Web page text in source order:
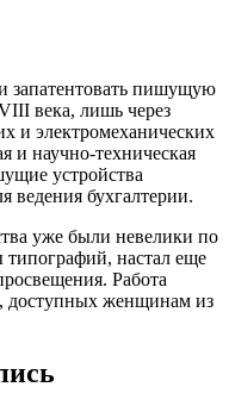
запатентовать пишущую
века, лишь через
и электромеханических
и научно-техническая
устройства
ведения бухгалтерии.
уже были невелики по
настал еще
Работа
доступных женщинам из